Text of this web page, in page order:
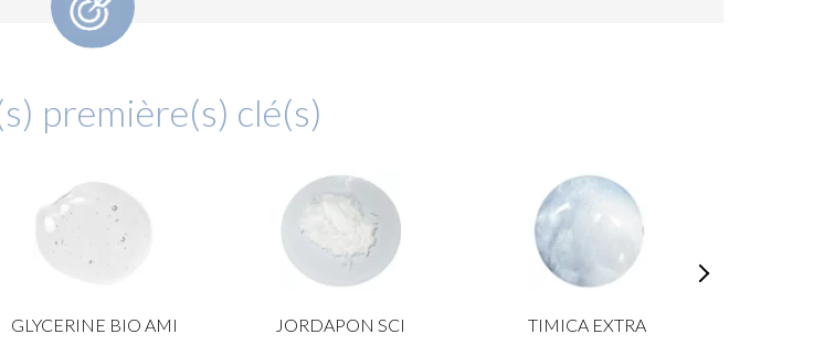
première(s) clé(s)
GLYCERINE BIO AMI
JORDAPON SCI
TIMICA EXTRA